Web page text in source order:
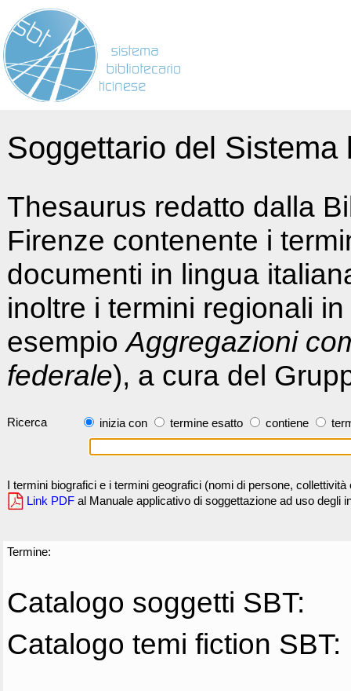
Soggettario del
Thesaurus redatto dalla
Firenze contenente i
documenti in lingua
inoltre i termini regionali
esempioAggregazioni
federale), a cura del
Ricerca inizia con termine esatto contiene
I termini biografici e i termini geografici (nomi di persone,
Link PDF al Manuale applicativo di soggettazione ad uso degli
Termine:
Catalogo soggetti SBT:
Catalogo temi fiction SBT: